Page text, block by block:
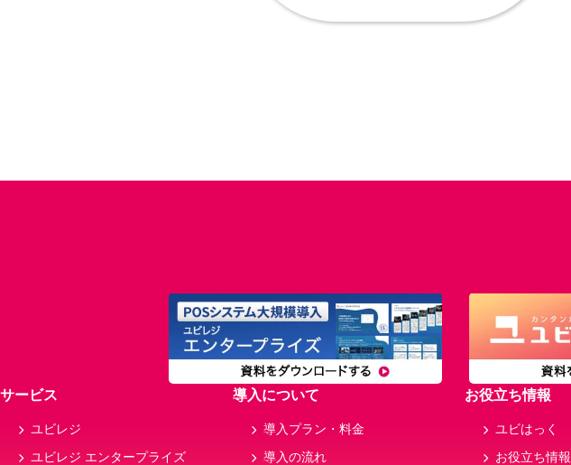
サービス
ユビレジ
ユビレジ エンタープライズ
導入について
導入プラン・料金
導入の流れ
お役立ち情報
ユビはっく
お役立ち情報